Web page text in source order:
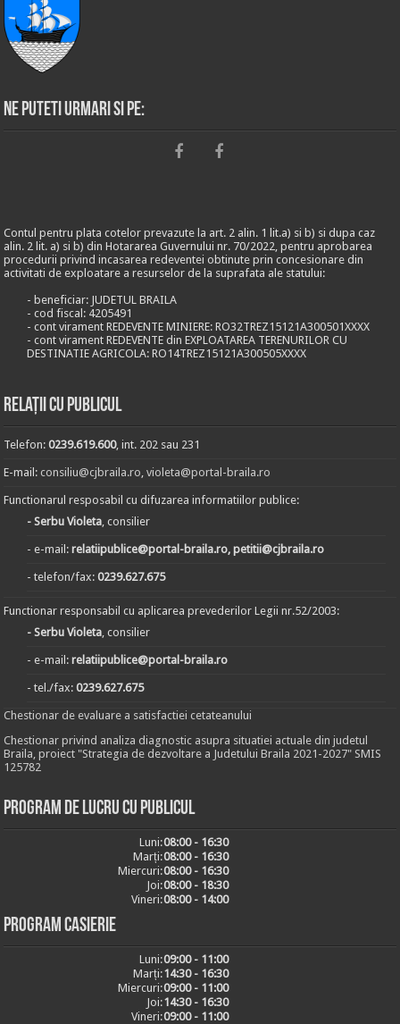
Ne puteti urmari si pe:
Contul pentru plata cotelor prevazute la art. 2 alin. 1 lit.a) si b) si dupa caz
alin. 2 lit. a) si b) din Hotararea Guvernului nr. 70/2022, pentru aprobarea
procedurii privind incasarea redeventei obtinute prin concesionare din
activitati de exploatare a resurselor de la suprafata ale statului:
- beneficiar: JUDETUL BRAILA
- cod fiscal: 4205491
- cont virament REDEVENTE MINIERE: RO32TREZ15121A300501XXXX
- cont virament REDEVENTE din EXPLOATAREA TERENURILOR CU
DESTINATIE AGRICOLA: RO14TREZ15121A300505XXXX
Relații cu publicul
Telefon:0239.619.600, int. 202 sau 231
E-mail:consiliu@cjbraila.ro,violeta@portal-braila.ro
Functionarul resposabil cu difuzarea informatiilor publice:
- Serbu Violeta, consilier
- e-mail:relatiipublice@portal-braila.ro, petitii@cjbraila.ro
- telefon/fax:0239.627.675
Functionar responsabil cu aplicarea prevederilor Legii nr.52/2003:
- Serbu Violeta, consilier
- e-mail:relatiipublice@portal-braila.ro
- tel./fax:0239.627.675
Chestionar de evaluare a satisfactiei cetateanului
Chestionar privind analiza diagnostic asupra situatiei actuale din judetul
Braila, proiect "Strategia de dezvoltare a Judetului Braila 2021-2027" SMIS
125782
Program de lucru cu publicul
Luni:08:00 - 16:30
Marți:08:00 - 16:30
Miercuri:08:00 - 16:30
Joi:08:00 - 18:30
Vineri:08:00 - 14:00
Program casierie
Luni:09:00 - 11:00
Marți:14:30 - 16:30
Miercuri:09:00 - 11:00
Joi:14:30 - 16:30
Vineri:09:00 - 11:00